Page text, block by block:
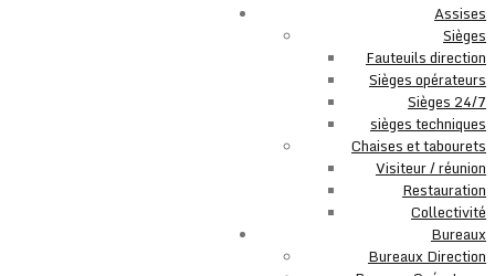
Assises
Sièges
Fauteuils direction
Sièges opérateurs
Sièges 24/7
sièges techniques
Chaises et tabourets
Visiteur / réunion
Restauration
Collectivité
Bureaux
Bureaux Direction